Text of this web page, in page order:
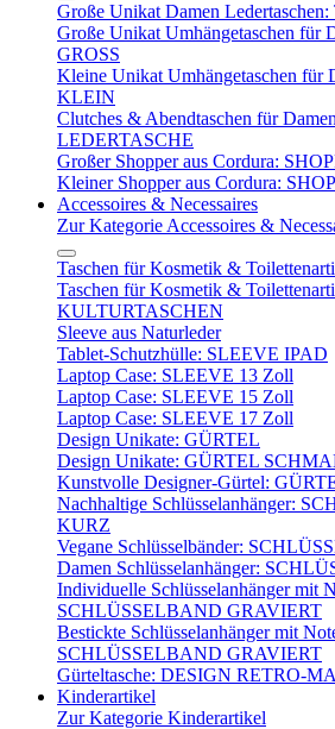
Große Unikat Damen
Große Unikat Umhängetaschen für
GROSS
Kleine Unikat Umhängetaschen für
KLEIN
Clutches & Abendtaschen für
LEDERTASCHE
Großer Shopper aus Cordura:
Kleiner Shopper aus Cordura:
Accessoires & Necessaires
Zur Kategorie Accessoires &
Taschen für Kosmetik &
Taschen für Kosmetik &
KULTURTASCHEN
Sleeve aus Naturleder
Tablet-Schutzhülle: SLEEVE IPAD
Laptop Case: SLEEVE 13 Zoll
Laptop Case: SLEEVE 15 Zoll
Laptop Case: SLEEVE 17 Zoll
Design Unikate: GÜRTEL
Design Unikate: GÜRTEL
Kunstvolle Designer-Gürtel:
Nachhaltige Schlüsselanhänger:
KURZ
Vegane Schlüsselbänder:
Damen Schlüsselanhänger:
Individuelle Schlüsselanhänger mit
SCHLÜSSELBAND GRAVIERT
Bestickte Schlüsselanhänger mit
SCHLÜSSELBAND GRAVIERT
Gürteltasche: DESIGN RETRO-
Kinderartikel
Zur Kategorie Kinderartikel